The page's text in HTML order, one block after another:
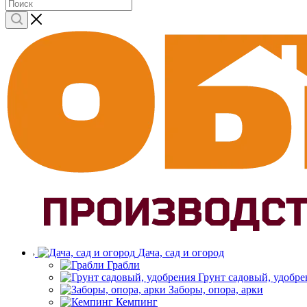
Дача, сад и огород
Грабли
Грунт садовый,
Заборы, опора, арки
Кемпинг